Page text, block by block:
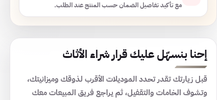
مع تأكيد تفاصيل الضمان حسب المنتج عند الطلب.
إحنا بنسهّل عليك قرار شراء الأثاث
قبل زيارتك تقدر تحدد الموديلات الأقرب لذوقك وميزانيتك،
وتشوف الخامات والتقفيل، ثم يراجع فريق المبيعات معك